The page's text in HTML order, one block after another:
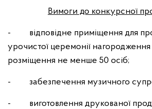
Вимоги до конкурсної
- відповідне приміщення для
урочистої церемонії
розміщення не менше 50 осіб;
- забезпечення музичного
- виготовлення друкованої